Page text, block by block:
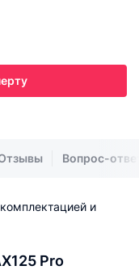
Вопрос-
и
Pro